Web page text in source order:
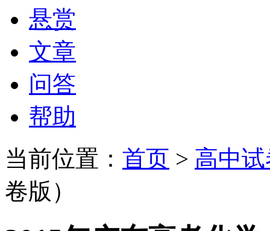
悬赏
文章
问答
帮助
当前位置： 首页 > 高中
卷版）